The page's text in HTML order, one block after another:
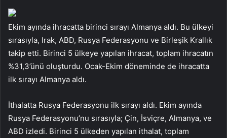
Ekim ayında ihracatta birinci sırayı Almanya aldı. Bu ülkeyi
sırasıyla, Irak, ABD, Rusya Federasyonu ve Birleşik Krallık
takip etti. Birinci 5 ülkeye yapılan ihracat, toplam ihracatın
%31,3’ünü oluşturdu. Ocak-Ekim döneminde de ihracatta
ilk sırayı Almanya aldı.
İthalatta Rusya Federasyonu ilk sırayı aldı. Ekim ayında
Rusya Federasyonu’nu sırasıyla; Çin, İsviçre, Almanya, ve
ABD izledi. Birinci 5 ülkeden yapılan ithalat, toplam